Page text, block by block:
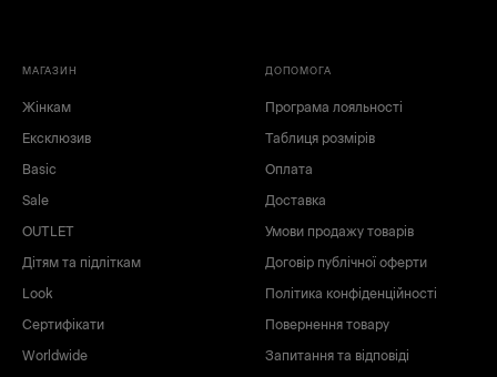
МАГАЗИН
Жінкам
Ексклюзив
Basic
Sale
OUTLET
Дітям та підліткам
Look
Сертифікати
Worldwide
ДОПОМОГА
Програма лояльності
Таблиця розмірів
Оплата
Доставка
Умови продажу товарів
Договір публічної оферти
Політика конфіденційності
Повернення товару
Запитання та відповіді